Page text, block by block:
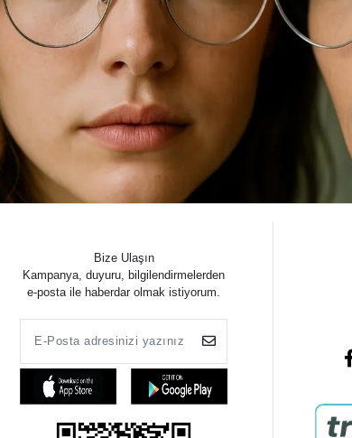
Bize Ulaşın
Kampanya, duyuru, bilgilendirmelerden
e-posta ile haberdar olmak istiyorum.